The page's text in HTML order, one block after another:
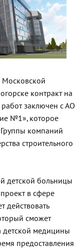
Московской
контракт на
заключен с АО
№1», которое
Группы компаний
строительного
детской больницы
в сфере
действовать
сможет
детской медицины
предоставления